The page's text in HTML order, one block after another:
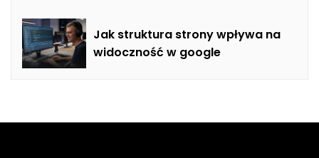
Jak struktura strony wpływa na
widoczność w google